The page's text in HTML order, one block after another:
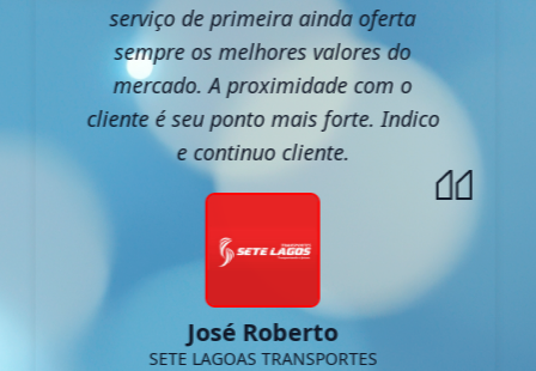
serviço de primeira ainda oferta
sempre os melhores valores do
mercado. A proximidade com o
cliente é seu ponto mais forte. Indico
e continuo cliente.
José Roberto
SETE LAGOAS TRANSPORTES